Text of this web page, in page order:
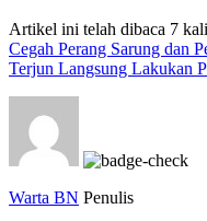
Artikel ini telah dibaca 7 kali
Cegah Perang Sarung dan
Terjun Langsung Lakukan
Warta BN Penulis